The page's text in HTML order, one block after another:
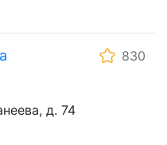
830
д. 74